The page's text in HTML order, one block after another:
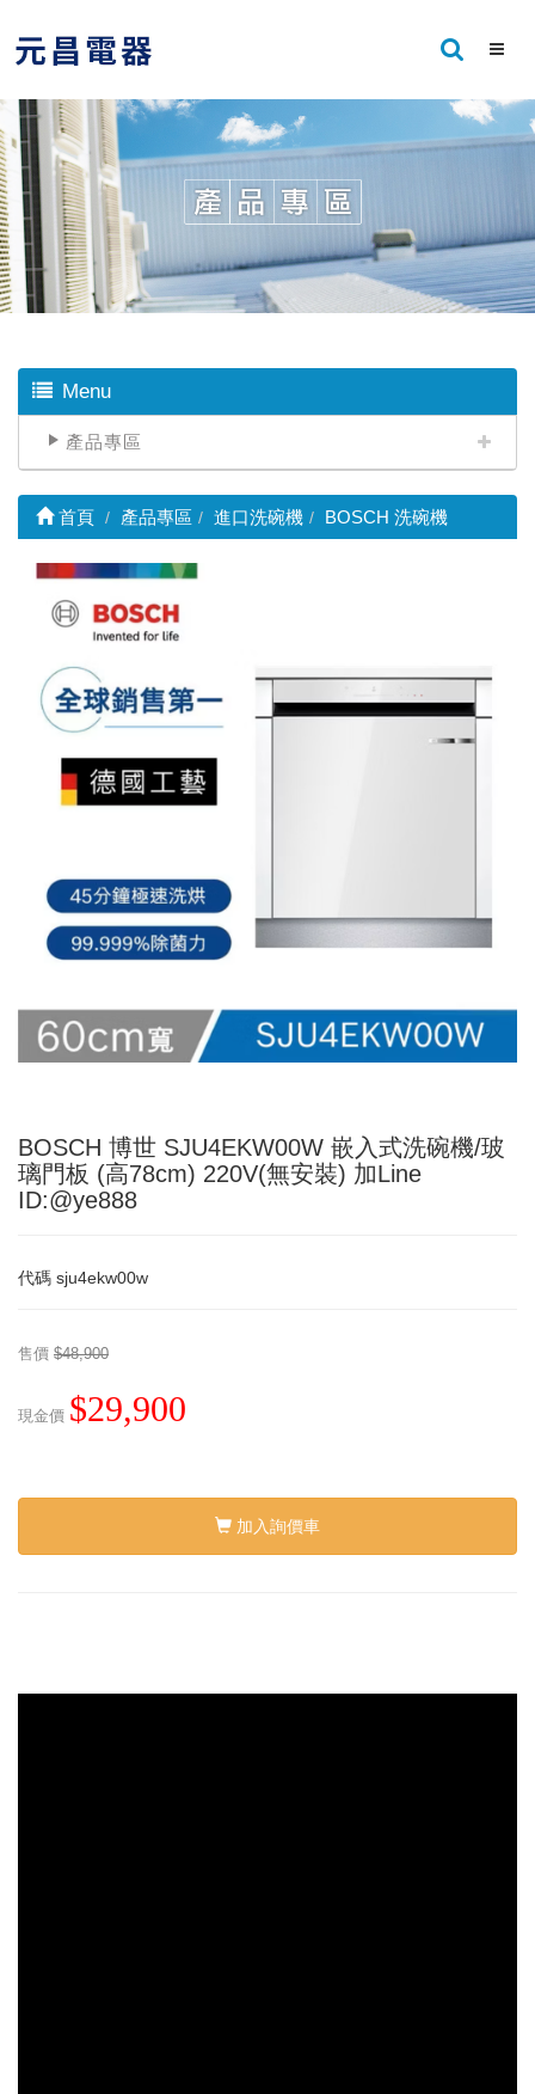
Menu
產品專區
首頁 產品專區 進口洗碗機 BOSCH 洗碗機
BOSCH 博世 SJU4EKW00W 嵌入式洗碗機/玻
璃門板 (高78cm) 220V(無安裝) 加Line
ID:@ye888
代碼 sju4ekw00w
售價 $48,900
現金價 $29,900
加入詢價車